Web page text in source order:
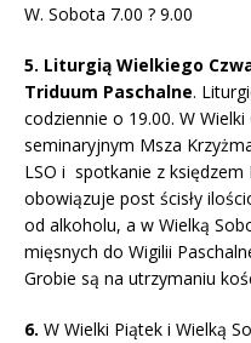
W. Sobota 7.00 ? 9.00
5. Liturgią Wielkiego
Triduum Paschalne.
codziennie o 19.00. W
seminaryjnym Msza
LSO i spotkanie z księdzem
obowiązuje post ścisły
od alkoholu, a w Wielką
mięsnych do Wigilii
Grobie są na utrzymaniu
6. W Wielki Piątek i Wielką